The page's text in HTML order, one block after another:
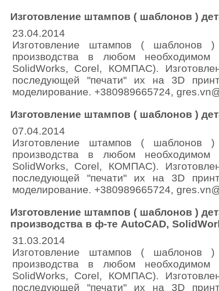
Изготовление штампов ( шаблонов )
23.04.2014
Изготовление штампов ( шаблонов )
производства в любом
SolidWorks, Corel, КОМПАС).
последующей "печати" их на 3D
моделирование. +380989665724,
Изготовление штампов ( шаблонов )
07.04.2014
Изготовление штампов ( шаблонов )
производства в любом
SolidWorks, Corel, КОМПАС).
последующей "печати" их на 3D
моделирование. +380989665724,
Изготовление штампов ( шаблонов )
производства в ф-те AutoCAD,
31.03.2014
Изготовление штампов ( шаблонов )
производства в любом
SolidWorks, Corel, КОМПАС).
последующей "печати" их на 3D